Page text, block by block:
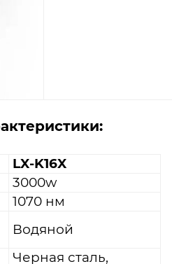
LX-K16X
3000w
1070 нм
Водяной
Черная сталь,